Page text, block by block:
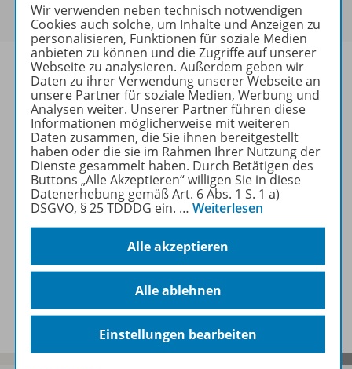
sich bitte an.
Informationen
Weitere Inhalte der Ausgabe
Ergänzende Materialien
Wir verwenden neben technisch notwendigen
Cookies auch solche, um Inhalte und Anzeigen zu
personalisieren, Funktionen für soziale Medien
anbieten zu können und die Zugriffe auf unserer
Webseite zu analysieren. Außerdem geben wir
Daten zu ihrer Verwendung unserer Webseite an
unsere Partner für soziale Medien, Werbung und
Analysen weiter. Unserer Partner führen diese
Informationen möglicherweise mit weiteren
Daten zusammen, die Sie ihnen bereitgestellt
haben oder die sie im Rahmen Ihrer Nutzung der
Dienste gesammelt haben. Durch Betätigen des
Buttons „Alle Akzeptieren“ willigen Sie in diese
Datenerhebung gemäß Art. 6 Abs. 1 S. 1 a)
DSGVO, § 25 TDDDG ein. … Weiterlesen
Alle akzeptieren
Alle ablehnen
Einstellungen bearbeiten